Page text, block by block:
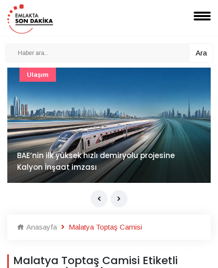
Ara
Mimarlık ve mühendislik projeleri e-PYS ile dijital
ortama taşınacak
Güncel
Anasayfa Malatya Toptaş Camisi
Malatya Toptaş Camisi Etiketli